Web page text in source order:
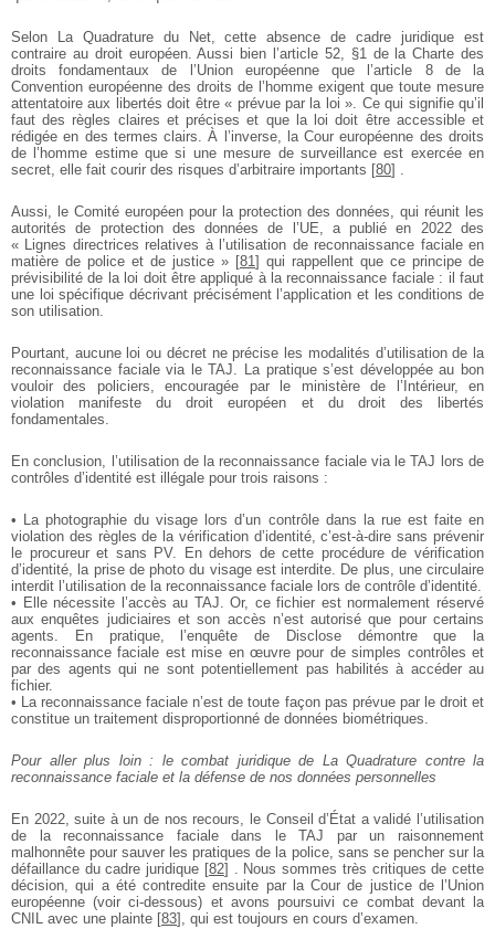
Selon La Quadrature du Net, cette absence de cadre juridique est
contraire au droit européen. Aussi bien l’article 52, §1 de la Charte des
droits fondamentaux de l’Union européenne que l’article 8 de la
Convention européenne des droits de l’homme exigent que toute mesure
attentatoire aux libertés doit être « prévue par la loi ». Ce qui signifie qu’il
faut des règles claires et précises et que la loi doit être accessible et
rédigée en des termes clairs. À l’inverse, la Cour européenne des droits
de l’homme estime que si une mesure de surveillance est exercée en
secret, elle fait courir des risques d’arbitraire importants [80]
Aussi, le Comité européen pour la protection des données, qui réunit les
autorités de protection des données de l’UE, a publié en 2022 des
« Lignes directrices relatives à l’utilisation de reconnaissance faciale en
matière de police et de justice » [81 ] qui rappellent que ce principe de
prévisibilité de la loi doit être appliqué à la reconnaissance faciale : il faut
une loi spécifique décrivant précisément l’application et les conditions de
son utilisation.
Pourtant, aucune loi ou décret ne précise les modalités d’utilisation de la
reconnaissance faciale via le TAJ. La pratique s’est développée au bon
vouloir des policiers, encouragée par le ministère de l’Intérieur, en
violation manifeste du droit européen et du droit des libertés
fondamentales.
En conclusion, l’utilisation de la reconnaissance faciale via le TAJ lors de
contrôles d’identité est illégale pour trois raisons :
• La photographie du visage lors d’un contrôle dans la rue est faite en
violation des règles de la vérification d’identité, c’est-à-dire sans prévenir
le procureur et sans PV. En dehors de cette procédure de vérification
d’identité, la prise de photo du visage est interdite. De plus, une circulaire
interdit l’utilisation de la reconnaissance faciale lors de contrôle d’identité.
• Elle nécessite l’accès au TAJ. Or, ce fichier est normalement réservé
aux enquêtes judiciaires et son accès n’est autorisé que pour certains
agents. En pratique, l’enquête de Disclose démontre que la
reconnaissance faciale est mise en œuvre pour de simples contrôles et
par des agents qui ne sont potentiellement pas habilités à accéder au
fichier.
• La reconnaissance faciale n’est de toute façon pas prévue par le droit et
constitue un traitement disproportionné de données biométriques.
Pour aller plus loin : le combat juridique de La Quadrature contre la
reconnaissance faciale et la défense de nos données personnelles
En 2022, suite à un de nos recours, le Conseil d’État a validé l’utilisation
de la reconnaissance faciale dans le TAJ par un raisonnement
malhonnête pour sauver les pratiques de la police, sans se pencher sur la
défaillance du cadre juridique [82]
. Nous sommes très critiques de cette
décision, qui a été contredite ensuite par la Cour de justice de l’Union
européenne (voir ci-dessous) et avons poursuivi ce combat devant la
CNIL avec une plainte [83] , qui est toujours en cours d’examen.